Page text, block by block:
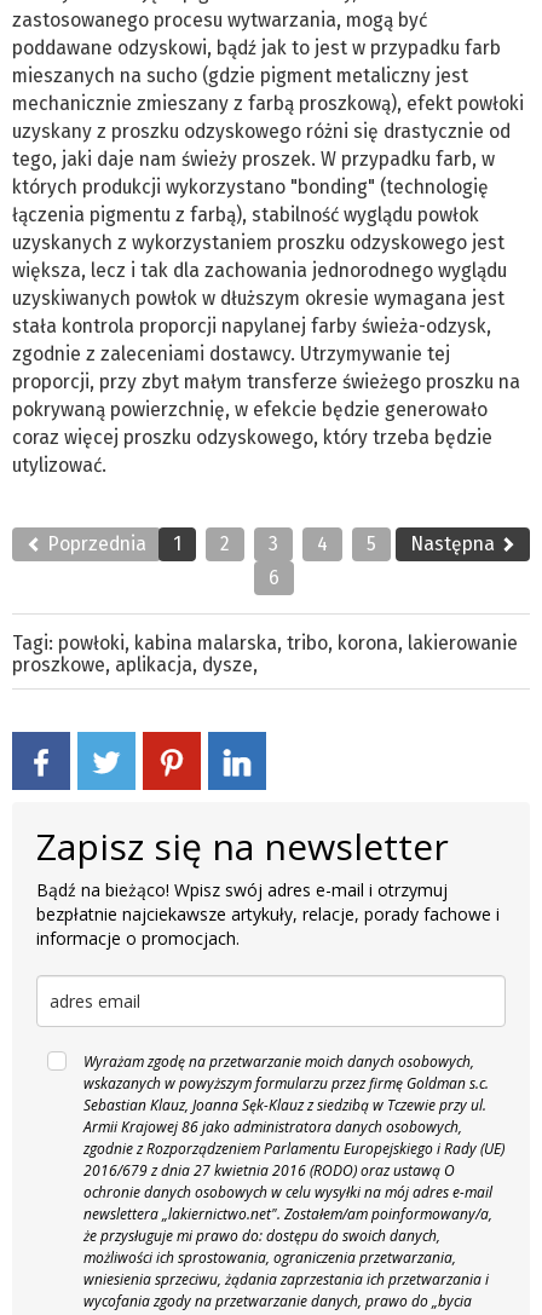
zastosowanego procesu wytwarzania, mogą być
poddawane odzyskowi, bądź jak to jest w przypadku farb
mieszanych na sucho (gdzie pigment metaliczny jest
mechanicznie zmieszany z farbą proszkową), efekt powłoki
uzyskany z proszku odzyskowego różni się drastycznie od
tego, jaki daje nam świeży proszek. W przypadku farb, w
których produkcji wykorzystano "bonding" (technologię
łączenia pigmentu z farbą), stabilność wyglądu powłok
uzyskanych z wykorzystaniem proszku odzyskowego jest
większa, lecz i tak dla zachowania jednorodnego wyglądu
uzyskiwanych powłok w dłuższym okresie wymagana jest
stała kontrola proporcji napylanej farby świeża-odzysk,
zgodnie z zaleceniami dostawcy. Utrzymywanie tej
proporcji, przy zbyt małym transferze świeżego proszku na
pokrywaną powierzchnię, w efekcie będzie generowało
coraz więcej proszku odzyskowego, który trzeba będzie
utylizować.
Poprzednia 1 2 3 4
5
6
Następna
Tagi: powłoki, kabina malarska, tribo, korona, lakierowanie
proszkowe, aplikacja, dysze,
Zapisz się na newsletter
Bądź na bieżąco! Wpisz swój adres e-mail i otrzymuj
bezpłatnie najciekawsze artykuły, relacje, porady fachowe i
informacje o promocjach.
Wyrażam zgodę na przetwarzanie moich danych osobowych,
wskazanych w powyższym formularzu przez firmę Goldman s.c.
Sebastian Klauz, Joanna Sęk-Klauz z siedzibą w Tczewie przy ul.
Armii Krajowej 86 jako administratora danych osobowych,
zgodnie z Rozporządzeniem Parlamentu Europejskiego i Rady (UE)
2016/679 z dnia 27 kwietnia 2016 (RODO) oraz ustawą O
ochronie danych osobowych w celu wysyłki na mój adres e-mail
newslettera „lakiernictwo.net". Zostałem/am poinformowany/a,
że przysługuje mi prawo do: dostępu do swoich danych,
możliwości ich sprostowania, ograniczenia przetwarzania,
wniesienia sprzeciwu, żądania zaprzestania ich przetwarzania i
wycofania zgody na przetwarzanie danych, prawo do „bycia